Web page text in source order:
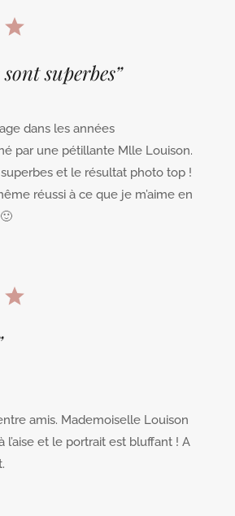
superbes”
dans les années
par une pétillante Mlle Louison.
et le résultat photo top !
réussi à ce que je m’aime en
amis. Mademoiselle Louison
l’aise et le portrait est bluffant ! A